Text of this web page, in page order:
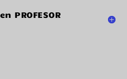
PROFESOR